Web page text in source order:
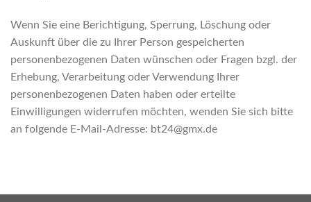
Wenn Sie eine Berichtigung, Sperrung, Löschung oder
Auskunft über die zu Ihrer Person gespeicherten
personenbezogenen Daten wünschen oder Fragen bzgl. der
Erhebung, Verarbeitung oder Verwendung Ihrer
personenbezogenen Daten haben oder erteilte
Einwilligungen widerrufen möchten, wenden Sie sich bitte
an folgende E-Mail-Adresse: bt24@gmx.de